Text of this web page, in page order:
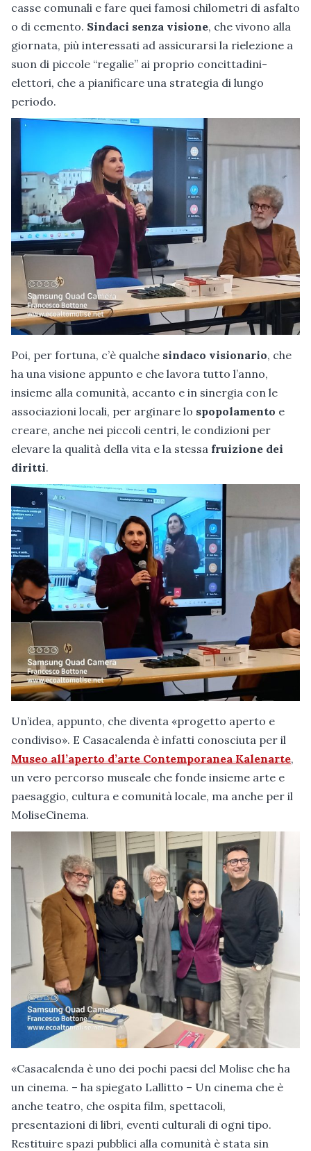
casse comunali e fare quei famosi chilometri di asfalto
o di cemento. Sindaci senza visione, che vivono alla
giornata, più interessati ad assicurarsi la rielezione a
suon di piccole “regalie” ai proprio concittadini-
elettori, che a pianificare una strategia di lungo
periodo.
Poi, per fortuna, c’è qualche sindaco visionario, che
ha una visione appunto e che lavora tutto l’anno,
insieme alla comunità, accanto e in sinergia con le
associazioni locali, per arginare lo spopolamento e
creare, anche nei piccoli centri, le condizioni per
elevare la qualità della vita e la stessa fruizione dei
diritti.
Un’idea, appunto, che diventa «progetto aperto e
condiviso». E Casacalenda è infatti conosciuta per il
Museo all’aperto d’arte Contemporanea Kalenarte,
un vero percorso museale che fonde insieme arte e
paesaggio, cultura e comunità locale, ma anche per il
MoliseCinema.
«Casacalenda è uno dei pochi paesi del Molise che ha
un cinema. – ha spiegato Lallitto – Un cinema che è
anche teatro, che ospita film, spettacoli,
presentazioni di libri, eventi culturali di ogni tipo.
Restituire spazi pubblici alla comunità è stata sin